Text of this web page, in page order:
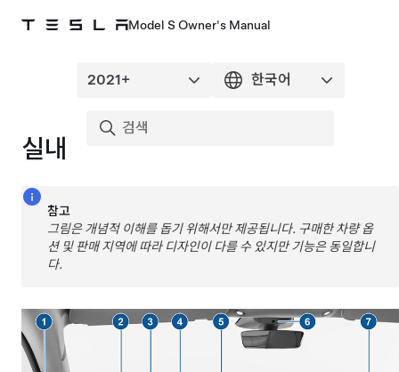
Model S Owner's Manual
실내
참고
그림은 개념적 이해를 돕기 위해서만 제공됩니다. 구매한 차량 옵
션 및 판매 지역에 따라 디자인이 다를 수 있지만 기능은 동일합니
다.